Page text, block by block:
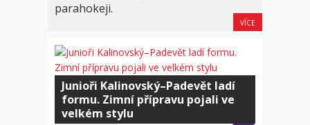
parahokeji.
VÍCE
Junioři Kalinovský–Padevět ladí
formu. Zimní přípravu pojali ve
velkém stylu